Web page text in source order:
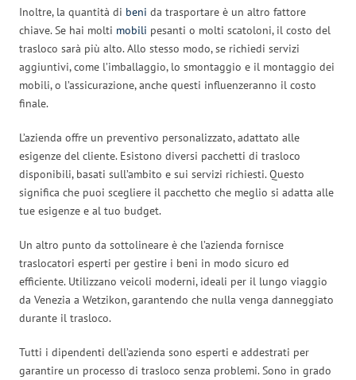
Inoltre, la quantità di beni da trasportare è un altro fattore
chiave. Se hai molti mobili pesanti o molti scatoloni, il costo del
trasloco sarà più alto. Allo stesso modo, se richiedi servizi
aggiuntivi, come l’imballaggio, lo smontaggio e il montaggio dei
mobili, o l’assicurazione, anche questi influenzeranno il costo
finale.
L’azienda offre un preventivo personalizzato, adattato alle
esigenze del cliente. Esistono diversi pacchetti di trasloco
disponibili, basati sull’ambito e sui servizi richiesti. Questo
significa che puoi scegliere il pacchetto che meglio si adatta alle
tue esigenze e al tuo budget.
Un altro punto da sottolineare è che l’azienda fornisce
traslocatori esperti per gestire i beni in modo sicuro ed
efficiente. Utilizzano veicoli moderni, ideali per il lungo viaggio
da Venezia a Wetzikon, garantendo che nulla venga danneggiato
durante il trasloco.
Tutti i dipendenti dell’azienda sono esperti e addestrati per
garantire un processo di trasloco senza problemi. Sono in grado